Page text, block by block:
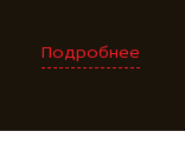
Подробнее